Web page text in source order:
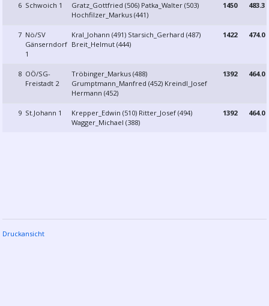
6 Schwoich 1
Gratz_Gottfried (506) Patka_Walter (503)
Hochfilzer_Markus (441)
1450 483.3
7 Nö/SV
Gänserndorf
1
Kral_Johann (491) Starsich_Gerhard (487)
Breit_Helmut (444)
1422 474.0
8 OÖ/SG-
Freistadt 2
Tröbinger_Markus (488)
Grumptmann_Manfred (452) Kreindl_Josef
Hermann (452)
1392 464.0
9 St.Johann 1
Krepper_Edwin (510) Ritter_Josef (494)
Wagger_Michael (388)
1392 464.0
Druckansicht